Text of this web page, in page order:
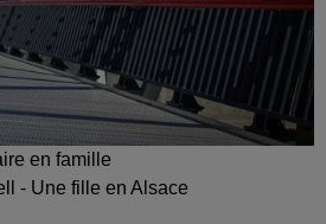
en famille
- Une fille en Alsace